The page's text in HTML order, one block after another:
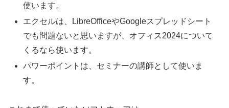
使います。
エクセルは、LibreOfficeやGoogleスプレッドシート
でも問題ないと思いますが、オフィス2024について
くるなら使います。
パワーポイントは、セミナーの講師として使いま
す。